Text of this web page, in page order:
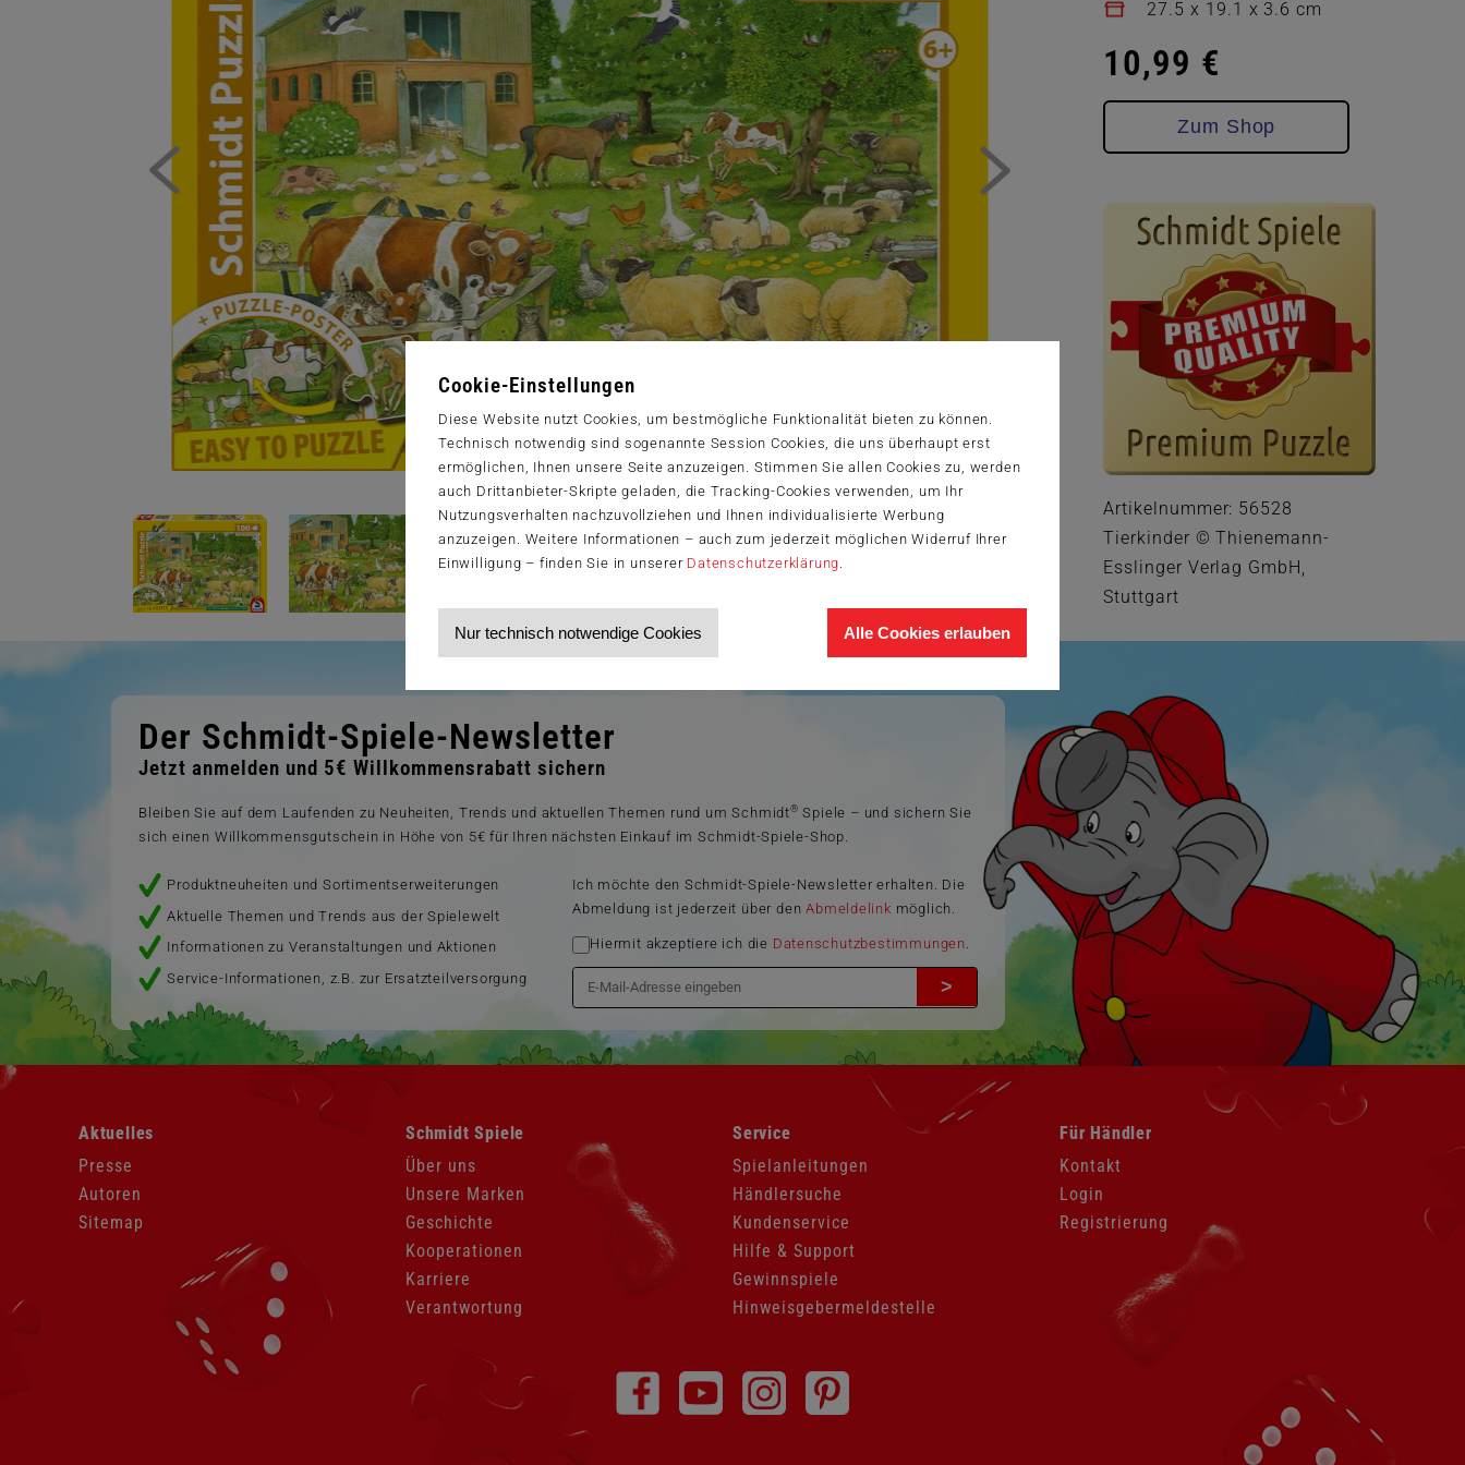
Cookie-Einstellungen
Diese Website nutzt Cookies, um bestmögliche Funktionalität bieten zu können.
Technisch notwendig sind sogenannte Session Cookies, die uns überhaupt erst
ermöglichen, Ihnen unsere Seite anzuzeigen. Stimmen Sie allen Cookies zu, werden
auch Drittanbieter-Skripte geladen, die Tracking-Cookies verwenden, um Ihr
Nutzungsverhalten nachzuvollziehen und Ihnen individualisierte Werbung
anzuzeigen. Weitere Informationen – auch zum jederzeit möglichen Widerruf Ihrer
Einwilligung – finden Sie in unserer Datenschutzerklärung
Nur technisch notwendige Cookies Alle Cookies erlauben
27.5 x 19.1 x 3.6 cm
10,99 €
Zum Shop
Artikelnummer: 56528
Tierkinder © Thienemann-
Esslinger Verlag GmbH,
Stuttgart
Der Schmidt-Spiele-Newsletter
Jetzt anmelden und 5€ Willkommensrabatt sichern
Bleiben Sie auf dem Laufenden zu Neuheiten, Trends und aktuellen Themen rund um Schmidt® Spiele – und sichern Sie
sich einen Willkommensgutschein in Höhe von 5€ für Ihren nächsten Einkauf im Schmidt-Spiele-Shop.
Produktneuheiten und Sortimentserweiterungen
Aktuelle Themen und Trends aus der Spielewelt
Informationen zu Veranstaltungen und Aktionen
Service-Informationen, z.B. zur Ersatzteilversorgung
Ich möchte den Schmidt-Spiele-Newsletter erhalten. Die
Abmeldung ist jederzeit über denAbmeldelink möglich.
Hiermit akzeptiere ich die Datenschutzbestimmungen
>
überspringen
Aktuelles
Presse
Autoren
Sitemap
Navigation
überspringen
Schmidt Spiele
Über uns
Unsere Marken
Geschichte
Kooperationen
Karriere
Verantwortung
Navigation
überspringen
Service
Spielanleitungen
Händlersuche
Kundenservice
Hilfe & Support
Gewinnspiele
Hinweisgebermeldestelle
Navigation
überspringen
Für Händler
Kontakt
Login
Registrierung